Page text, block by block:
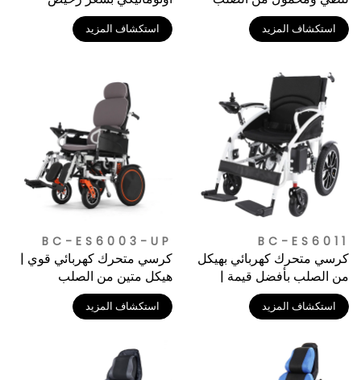
استكشاف المزيد
للبالغين
استكشاف المزيد
BC-ES6011
كرسي متحرك كهربائي بهيكل
من الصلب بأفضل قيمة |
معقول التكلفة وموثوق لكبار
السناستكشاف المزيد
BC-ES6003-UP
كرسي متحرك كهربائي قوي |
هيكل متين من الصلب
للاستخدام الطويل الأمد
استكشاف المزيد